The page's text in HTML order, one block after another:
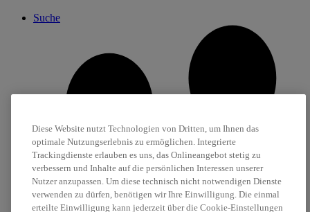
Suche
Diese Website nutzt Technologien von Dritten, um Ihnen das
optimale Nutzungserlebnis zu ermöglichen. Integrierte
Trackingdienste erlauben es uns, das Onlineangebot stetig zu
verbessern und Inhalte auf die persönlichen Interessen unserer
Nutzer anzupassen. Um diese technisch nicht notwendigen Dienste
verwenden zu dürfen, benötigen wir Ihre Einwilligung. Die einmal
erteilte Einwilligung kann jederzeit über die Cookie-Einstellungen